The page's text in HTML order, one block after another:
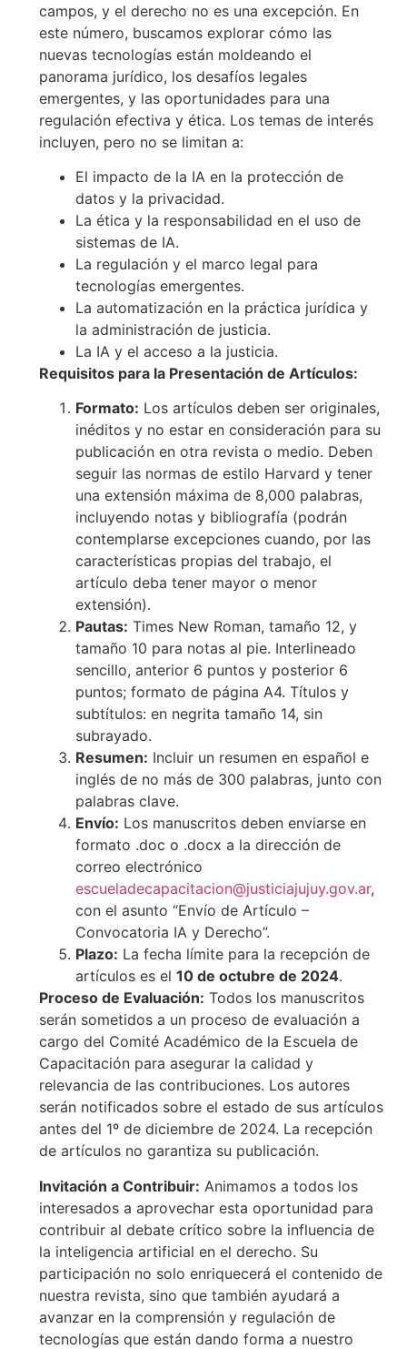
campos, y el derecho no es una excepción. En
este número, buscamos explorar cómo las
nuevas tecnologías están moldeando el
panorama jurídico, los desafíos legales
emergentes, y las oportunidades para una
regulación efectiva y ética. Los temas de interés
incluyen, pero no se limitan a:
El impacto de la IA en la protección de
datos y la privacidad.
La ética y la responsabilidad en el uso de
sistemas de IA.
La regulación y el marco legal para
tecnologías emergentes.
La automatización en la práctica jurídica y
la administración de justicia.
La IA y el acceso a la justicia.
Requisitos para la Presentación de Artículos:
Formato: Los artículos deben ser originales,
inéditos y no estar en consideración para su
publicación en otra revista o medio. Deben
seguir las normas de estilo Harvard y tener
una extensión máxima de 8,000 palabras,
incluyendo notas y bibliografía (podrán
contemplarse excepciones cuando, por las
características propias del trabajo, el
artículo deba tener mayor o menor
extensión).
Pautas: Times New Roman, tamaño 12, y
tamaño 10 para notas al pie. Interlineado
sencillo, anterior 6 puntos y posterior 6
puntos; formato de página A4. Títulos y
subtítulos: en negrita tamaño 14, sin
subrayado.
Resumen: Incluir un resumen en español e
inglés de no más de 300 palabras, junto con
palabras clave.
Envío: Los manuscritos deben enviarse en
formato .doc o .docx a la dirección de
correo electrónico
escueladecapacitacion@justiciajujuy.gov.ar,
con el asunto “Envío de Artículo –
Convocatoria IA y Derecho”.
Plazo: La fecha límite para la recepción de
artículos es el 10 de octubre de 2024.
Proceso de Evaluación: Todos los manuscritos
serán sometidos a un proceso de evaluación a
cargo del Comité Académico de la Escuela de
Capacitación para asegurar la calidad y
relevancia de las contribuciones. Los autores
serán notificados sobre el estado de sus artículos
antes del 1º de diciembre de 2024. La recepción
de artículos no garantiza su publicación.
Invitación a Contribuir: Animamos a todos los
interesados a aprovechar esta oportunidad para
contribuir al debate crítico sobre la influencia de
la inteligencia artificial en el derecho. Su
participación no solo enriquecerá el contenido de
nuestra revista, sino que también ayudará a
avanzar en la comprensión y regulación de
tecnologías que están dando forma a nuestro